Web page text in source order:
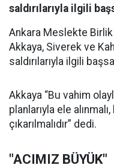
saldırılarıyla ilgili
Ankara Meslekte Birlik
Akkaya, Siverek ve
saldırılarıyla ilgili
Akkaya “Bu vahim
planlarıyla ele
çıkarılmalıdır” dedi.
"ACIMIZ BÜYÜK"